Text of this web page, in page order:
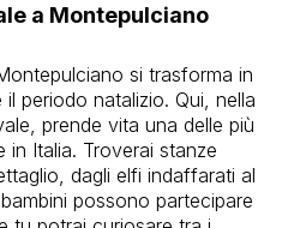
a Montepulciano
si trasforma in
periodo natalizio. Qui, nella
prende vita una delle più
in Italia. Troverai stanze
dagli elfi indaffarati al
possono partecipare